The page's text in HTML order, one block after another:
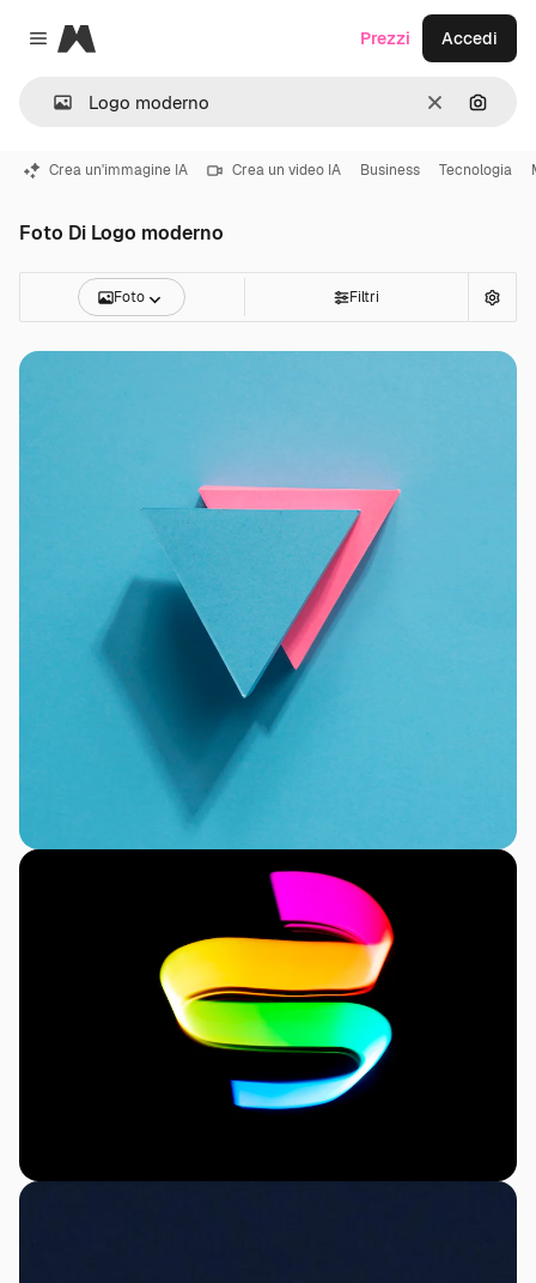
Close menu
Magnific
CancellaCerca
Prezzi Accedi
Crea un'immagine IA Crea un video IA Business Tecnologia
Foto Di Logo moderno
Foto Filtri